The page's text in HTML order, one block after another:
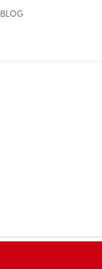
BLOG